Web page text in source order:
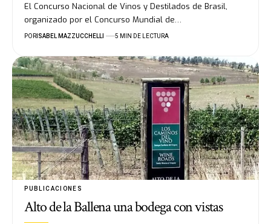
El Concurso Nacional de Vinos y Destilados de Brasil,
organizado por el Concurso Mundial de…
POR ISABEL MAZZUCCHELLI 5 MIN DE LECTURA
PUBLICACIONES
Alto de la Ballena una bodega con vistas